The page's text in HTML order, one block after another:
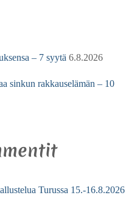
– 7 syytä 6.8.2026
sinkun rakkauselämän – 10
Turussa 15.-16.8.2026